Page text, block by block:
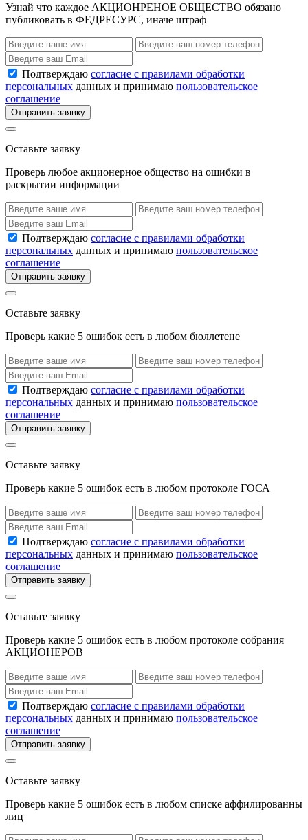
Узнай что каждое АКЦИОНРЕНОЕ ОБЩЕСТВО обязано
публиковать в ФЕДРЕСУРС, иначе штраф
Подтверждаю согласие с правилами обработки
персональных данных и принимаю пользовательское
соглашение
Отправить заявку
Оставьте заявку
Проверь любое акционерное общество на ошибки в
раскрытии информации
Подтверждаю согласие с правилами обработки
персональных данных и принимаю пользовательское
соглашение
Отправить заявку
Оставьте заявку
Проверь какие 5 ошибок есть в любом бюллетене
Подтверждаю согласие с правилами обработки
персональных данных и принимаю пользовательское
соглашение
Отправить заявку
Оставьте заявку
Проверь какие 5 ошибок есть в любом протоколе ГОСА
Подтверждаю согласие с правилами обработки
персональных данных и принимаю пользовательское
соглашение
Отправить заявку
Оставьте заявку
Проверь какие 5 ошибок есть в любом протоколе собрания
АКЦИОНЕРОВ
Подтверждаю согласие с правилами обработки
персональных данных и принимаю пользовательское
соглашение
Отправить заявку
Оставьте заявку
Проверь какие 5 ошибок есть в любом списке аффилированны
лиц